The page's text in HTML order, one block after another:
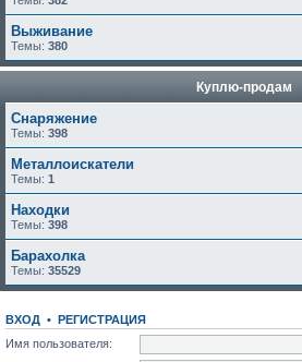
Выживание
Темы: 380
Куплю-продам
Снаряжение
Темы: 398
Металлоискатели
Темы: 1
Находки
Темы: 398
Барахолка
Темы: 35529
ВХОД • РЕГИСТРАЦИЯ
Имя пользователя: